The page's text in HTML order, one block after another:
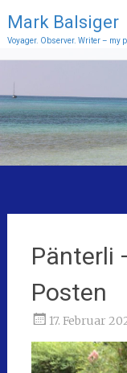
Mark Balsiger
Voyager. Observer. Writer – my
Pänterli
Posten
17. Februar